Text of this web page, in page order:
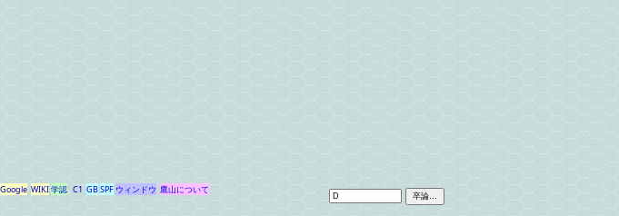
Google WIKI学認 C1 GBSPF ウィンドウ 鷹山について